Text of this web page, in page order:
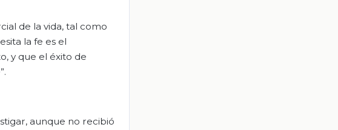
de la vida, tal como
la fe es el
y que el éxito de
aunque no recibió